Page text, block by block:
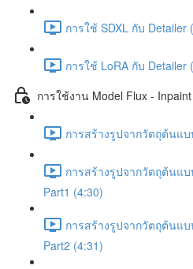
การใช้ SDXL กับ Detailer
การใช้ LoRA กับ Detailer
การใช้งาน Model Flux -
การสร้างรูปจากวัตถุต้นแ
การสร้างรูปจากวัตถุต้นแ
Part1 (4:30)
การสร้างรูปจากวัตถุต้นแ
Part2 (4:31)